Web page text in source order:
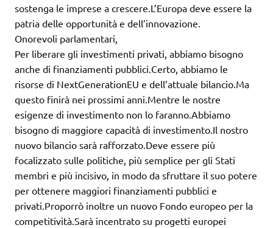
sostenga le imprese a crescere.L’Europa deve essere la
patria delle opportunità e dell’innovazione.
Onorevoli parlamentari,
Per liberare gli investimenti privati, abbiamo bisogno
anche di finanziamenti pubblici.Certo, abbiamo le
risorse di NextGenerationEU e dell’attuale bilancio.Ma
questo finirà nei prossimi anni.Mentre le nostre
esigenze di investimento non lo faranno.Abbiamo
bisogno di maggiore capacità di investimento.Il nostro
nuovo bilancio sarà rafforzato.Deve essere più
focalizzato sulle politiche, più semplice per gli Stati
membri e più incisivo, in modo da sfruttare il suo potere
per ottenere maggiori finanziamenti pubblici e
privati.Proporrò inoltre un nuovo Fondo europeo per la
competitività.Sarà incentrato su progetti europei